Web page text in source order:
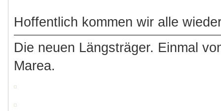
Hoffentlich kommen wir alle
Die neuen Längsträger. Einmal
Marea.